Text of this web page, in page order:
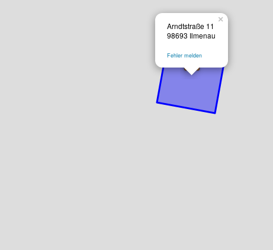
×
Arndtstraße 11
98693 Ilmenau
Fehler melden